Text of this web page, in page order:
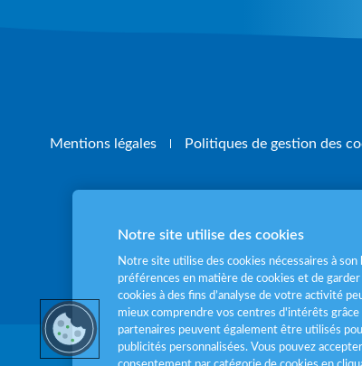
Mentions légales Politiques de gestion des
Pour votre
Notre site utilise des cookies
Notre site utilise des cookies nécessaires à
préférences en matière de cookies et de
cookies à des fins d’analyse de votre activité
mieux comprendre vos centres d'intérêts grâce
partenaires peuvent également être utilisés
publicités personnalisées. Vous pouvez